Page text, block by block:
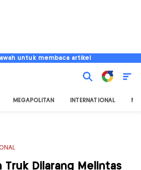
untuk membaca artikel
MEGAPOLITAN INTERNATIONAL
Truk Dilarang Melintas